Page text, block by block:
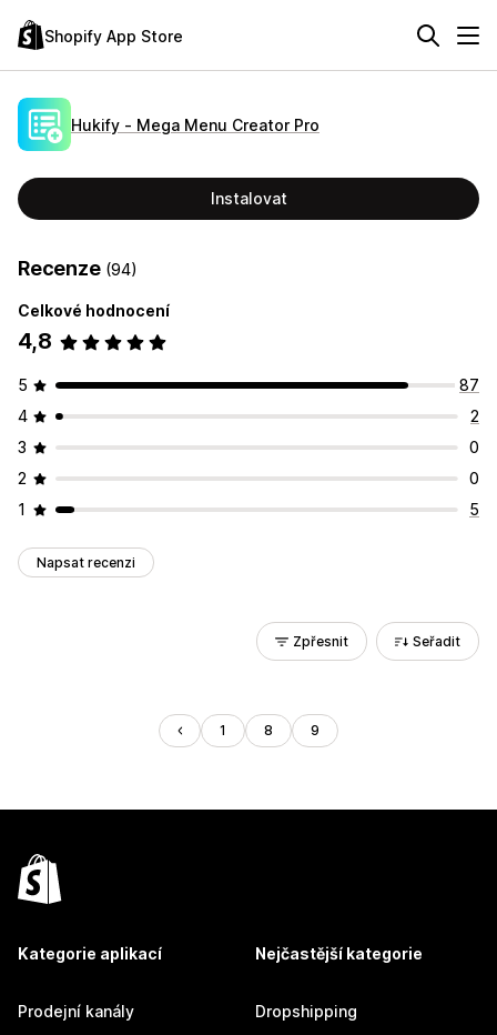
Shopify App Store
Hukify ‑ Mega Menu Creator Pro
Instalovat
Recenze (94)
Celkové hodnocení
4,8
5
87
4
2
3
0
2
0
1
5
Napsat recenzi
Zpřesnit Seřadit
1 8 9
Kategorie aplikací
Prodejní kanály
Nejčastější kategorie
Dropshipping